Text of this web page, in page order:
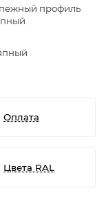
профиль
Оплата
Цвета RAL